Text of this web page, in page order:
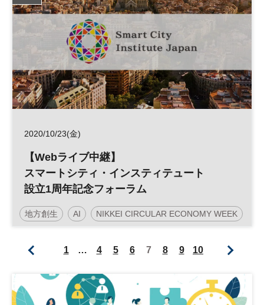
2020/10/23(金)
【Webライブ中継】
スマートシティ・インスティテュート
設立1周年記念フォーラム
地方創生 AI NIKKEI CIRCULAR ECONOMY WEEK
1 … 4 5 6 7 8 9 10